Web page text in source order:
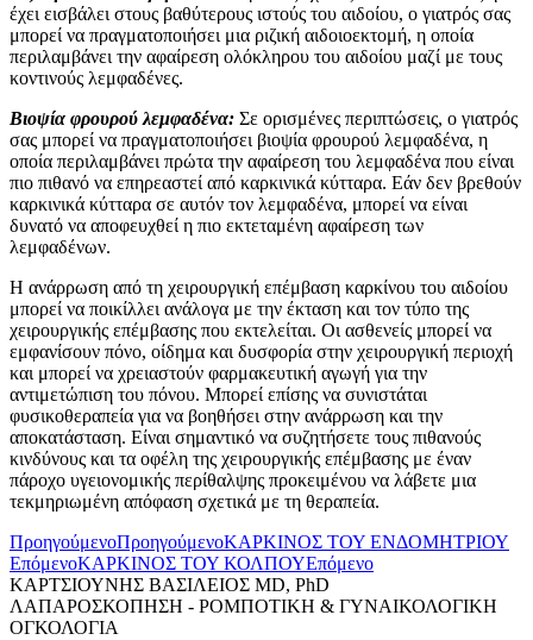
έχει εισβάλει στους βαθύτερους ιστούς του αιδοίου, ο γιατρός σας
μπορεί να πραγματοποιήσει μια ριζική αιδοιοεκτομή, η οποία
περιλαμβάνει την αφαίρεση ολόκληρου του αιδοίου μαζί με τους
κοντινούς λεμφαδένες.
Βιοψία φρουρού λεμφαδένα: Σε ορισμένες περιπτώσεις, ο γιατρός
σας μπορεί να πραγματοποιήσει βιοψία φρουρού λεμφαδένα, η
οποία περιλαμβάνει πρώτα την αφαίρεση του λεμφαδένα που είναι
πιο πιθανό να επηρεαστεί από καρκινικά κύτταρα. Εάν δεν βρεθούν
καρκινικά κύτταρα σε αυτόν τον λεμφαδένα, μπορεί να είναι
δυνατό να αποφευχθεί η πιο εκτεταμένη αφαίρεση των
λεμφαδένων.
Η ανάρρωση από τη χειρουργική επέμβαση καρκίνου του αιδοίου
μπορεί να ποικίλλει ανάλογα με την έκταση και τον τύπο της
χειρουργικής επέμβασης που εκτελείται. Οι ασθενείς μπορεί να
εμφανίσουν πόνο, οίδημα και δυσφορία στην χειρουργική περιοχή
και μπορεί να χρειαστούν φαρμακευτική αγωγή για την
αντιμετώπιση του πόνου. Μπορεί επίσης να συνιστάται
φυσικοθεραπεία για να βοηθήσει στην ανάρρωση και την
αποκατάσταση. Είναι σημαντικό να συζητήσετε τους πιθανούς
κινδύνους και τα οφέλη της χειρουργικής επέμβασης με έναν
πάροχο υγειονομικής περίθαλψης προκειμένου να λάβετε μια
τεκμηριωμένη απόφαση σχετικά με τη θεραπεία.
ΠροηγούμενοΠροηγούμενοΚΑΡΚΙΝΟΣ ΤΟΥ ΕΝΔΟΜΗΤΡΙΟΥ
ΕπόμενοΚΑΡΚΙΝΟΣ ΤΟΥ ΚΟΛΠΟΥΕπόμενο
ΚΑΡΤΣΙΟΥΝΗΣ ΒΑΣΙΛΕΙΟΣ MD, PhD
ΛΑΠΑΡΟΣΚΟΠΗΣΗ - ΡΟΜΠΟΤΙΚΗ & ΓΥΝΑΙΚΟΛΟΓΙΚΗ
ΟΓΚΟΛΟΓΙΑ